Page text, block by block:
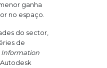
ganha
no espaço.
do sector,
de